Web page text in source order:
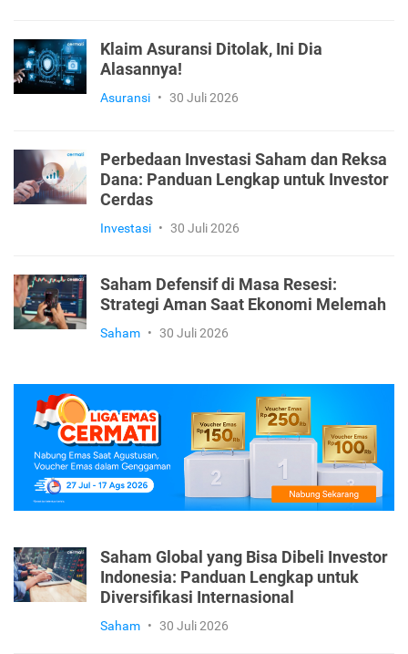
Klaim Asuransi Ditolak, Ini Dia
Alasannya!
Asuransi • 30 Juli 2026
Perbedaan Investasi Saham dan Reksa
Dana: Panduan Lengkap untuk Investor
Cerdas
Investasi • 30 Juli 2026
Saham Defensif di Masa Resesi:
Strategi Aman Saat Ekonomi Melemah
Saham • 30 Juli 2026
Saham Global yang Bisa Dibeli Investor
Indonesia: Panduan Lengkap untuk
Diversifikasi Internasional
Saham • 30 Juli 2026